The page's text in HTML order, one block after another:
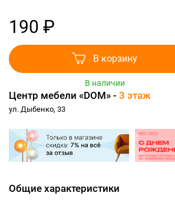
190 ₽
В корзину
В наличии
Центр мебели «DOM» - 3 этаж
ул. Дыбенко, 33
Общие характеристики